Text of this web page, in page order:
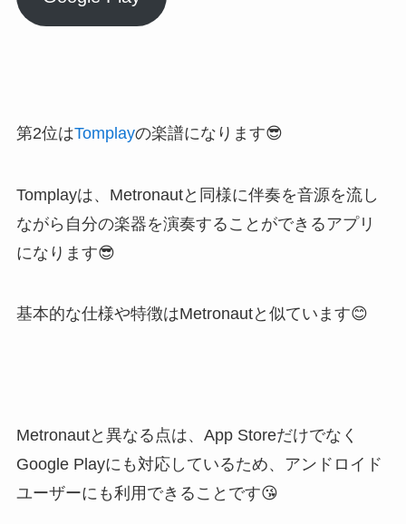
第2位はTomplayの楽譜になります😎
Tomplayは、Metronautと同様に伴奏を音源を流し
ながら自分の楽器を演奏することができるアプリ
になります😎
基本的な仕様や特徴はMetronautと似ています😊
Metronautと異なる点は、App Storeだけでなく
Google Playにも対応しているため、アンドロイド
ユーザーにも利用できることです😘